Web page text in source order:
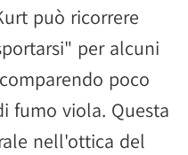
può ricorrere
per alcuni
poco
fumo viola. Questa
nell'ottica del